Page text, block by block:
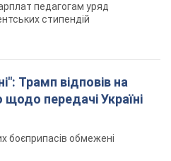
педагогам уряд
стипендій
Трамп відповів на
передачі Україні
боєприпасів обмежені